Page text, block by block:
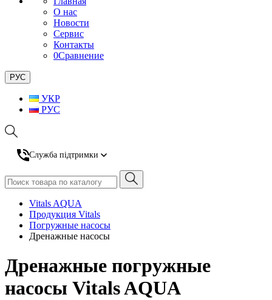
О нас
Новости
Сервис
Контакты
0Сравнение
РУС
УКР
РУС
Служба підтримки
Vitals AQUA
Продукция Vitals
Погружные насосы
Дренажные насосы
Дренажные погружные
насосы Vitals AQUA